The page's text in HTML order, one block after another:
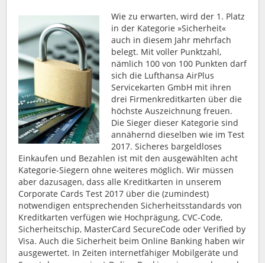
Wie zu erwarten, wird der 1. Platz
in der Kategorie »Sicherheit«
auch in diesem Jahr mehrfach
belegt. Mit voller Punktzahl,
nämlich 100 von 100 Punkten darf
sich die Lufthansa AirPlus
Servicekarten GmbH mit ihren
drei Firmenkreditkarten über die
höchste Auszeichnung freuen.
Die Sieger dieser Kategorie sind
annähernd dieselben wie im Test
2017. Sicheres bargeldloses
Einkaufen und Bezahlen ist mit den ausgewählten acht
Kategorie-Siegern ohne weiteres möglich. Wir müssen
aber dazusagen, dass alle Kreditkarten in unserem
Corporate Cards Test 2017 über die (zumindest)
notwendigen entsprechenden Sicherheitsstandards von
Kreditkarten verfügen wie Hochprägung, CVC-Code,
Sicherheitschip, MasterCard SecureCode oder Verified by
Visa. Auch die Sicherheit beim Online Banking haben wir
ausgewertet. In Zeiten internetfähiger Mobilgeräte und